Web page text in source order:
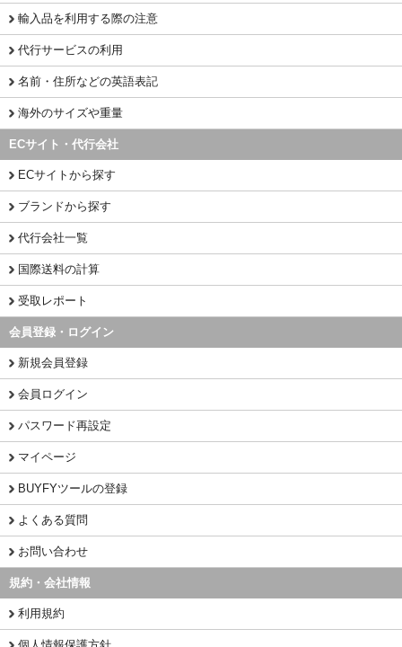
輸入品を利用する際の注意
代行サービスの利用
名前・住所などの英語表記
海外のサイズや重量
ECサイト・代行会社
ECサイトから探す
ブランドから探す
代行会社一覧
国際送料の計算
受取レポート
会員登録・ログイン
新規会員登録
会員ログイン
パスワード再設定
マイページ
BUYFYツールの登録
よくある質問
お問い合わせ
規約・会社情報
利用規約